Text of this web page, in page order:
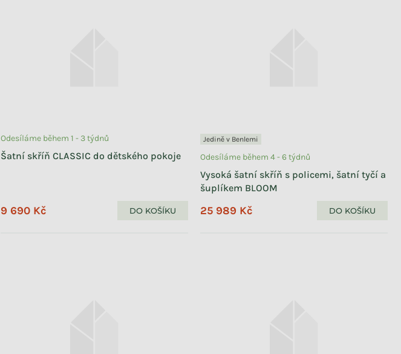
Šatní skříň CLASSIC do dětského pokoje
Odesíláme během 1 - 3 týdnů
9 690 Kč DO KOŠÍKU
Jedině v Benlemi
Vysoká šatní skříň s policemi, šatní tyčí a
šuplíkem BLOOM
Odesíláme během 4 - 6 týdnů
25 989 Kč DO KOŠÍKU